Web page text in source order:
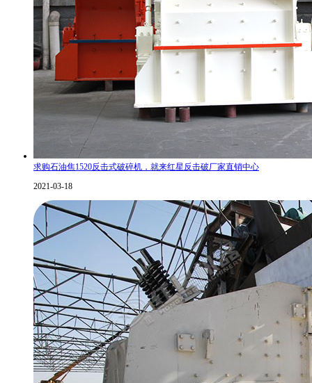
求购石油焦1520反击式破碎机，就来红星反击破厂家直销中心
2021-03-18